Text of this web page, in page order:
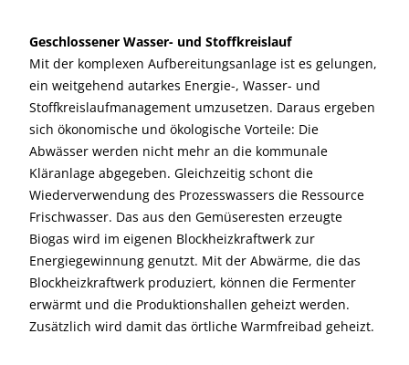
Geschlossener Wasser- und Stoffkreislauf
Mit der komplexen Aufbereitungsanlage ist es gelungen,
ein weitgehend autarkes Energie-, Wasser- und
Stoffkreislaufmanagement umzusetzen. Daraus ergeben
sich ökonomische und ökologische Vorteile: Die
Abwässer werden nicht mehr an die kommunale
Kläranlage abgegeben. Gleichzeitig schont die
Wiederverwendung des Prozesswassers die Ressource
Frischwasser. Das aus den Gemüseresten erzeugte
Biogas wird im eigenen Blockheizkraftwerk zur
Energiegewinnung genutzt. Mit der Abwärme, die das
Blockheizkraftwerk produziert, können die Fermenter
erwärmt und die Produktionshallen geheizt werden.
Zusätzlich wird damit das örtliche Warmfreibad geheizt.